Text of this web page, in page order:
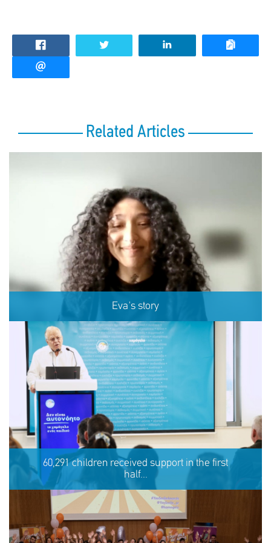
Related Articles
Eva's story
Eva's story
REACT
60,291 children received support in the first
half...